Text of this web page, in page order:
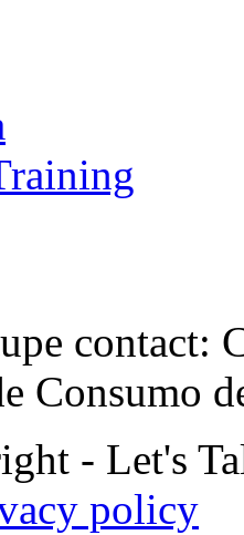
contact:
Consumo
- Let's
policy